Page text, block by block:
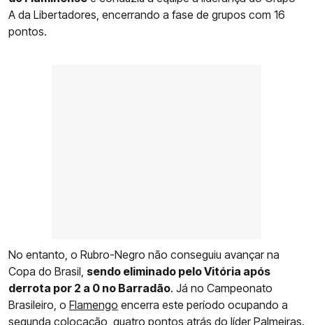
A da Libertadores, encerrando a fase de grupos com 16
pontos.
No entanto, o Rubro-Negro não conseguiu avançar na
Copa do Brasil, sendo eliminado pelo Vitória após
derrota por 2 a 0 no Barradão. Já no Campeonato
Brasileiro, o Flamengo encerra este período ocupando a
segunda colocação, quatro pontos atrás do líder Palmeiras.